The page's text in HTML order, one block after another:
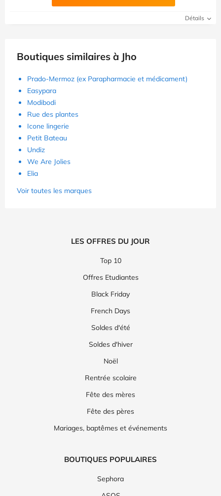
Détails
Boutiques similaires à Jho
Prado-Mermoz (ex Parapharmacie et médicament)
Easypara
Modibodi
Rue des plantes
Icone lingerie
Petit Bateau
Undiz
We Are Jolies
Elia
Voir toutes les marques
LES OFFRES DU JOUR
Top 10
Offres Etudiantes
Black Friday
French Days
Soldes d'été
Soldes d'hiver
Noël
Rentrée scolaire
Fête des mères
Fête des pères
Mariages, baptêmes et événements
BOUTIQUES POPULAIRES
Sephora